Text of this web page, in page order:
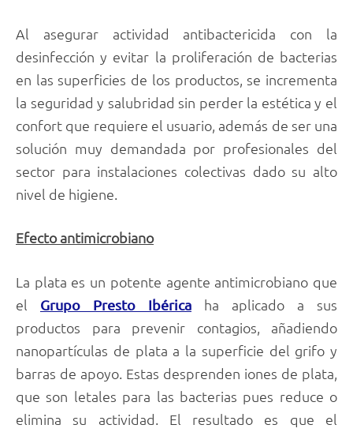
Al asegurar actividad antibactericida con la
desinfección y evitar la proliferación de bacterias
en las superficies de los productos, se incrementa
la seguridad y salubridad sin perder la estética y el
confort que requiere el usuario, además de ser una
solución muy demandada por profesionales del
sector para instalaciones colectivas dado su alto
nivel de higiene.
Efecto antimicrobiano
La plata es un potente agente antimicrobiano que
el Grupo Presto Ibérica ha aplicado a sus
productos para prevenir contagios, añadiendo
nanopartículas de plata a la superficie del grifo y
barras de apoyo. Estas desprenden iones de plata,
que son letales para las bacterias pues reduce o
elimina su actividad. El resultado es que el